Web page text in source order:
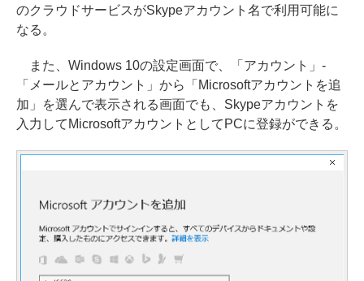
のクラウドサービスがSkypeアカウント名で利用可能に
なる。
また、Windows 10の設定画面で、「アカウント」-
「メールとアカウント」から「Microsoftアカウントを追
加」を選んで表示される画面でも、Skypeアカウントを
入力してMicrosoftアカウントとしてPCに登録ができる。